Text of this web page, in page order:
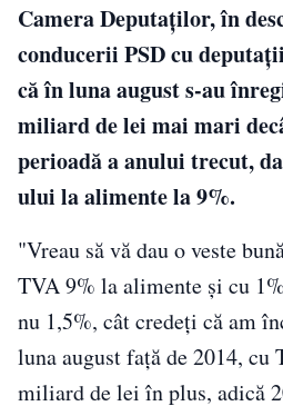
Camera Deputaților, în
conducerii PSD cu
că în luna august s-au
miliard de lei mai mari
perioadă a anului trecut,
ului la alimente la 9%.
"Vreau să vă dau o veste
TVA 9% la alimente și cu
nu 1,5%, cât credeți că am
luna august față de 2014, cu
miliard de lei în plus, adică